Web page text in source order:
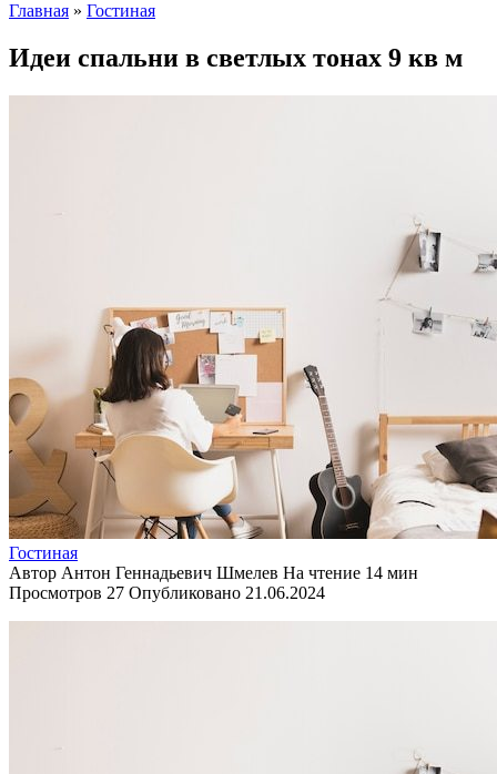
Главная » Гостиная
Идеи спальни в светлых тонах 9 кв м
Гостиная
Автор Антон Геннадьевич Шмелев На чтение 14 мин
Просмотров 27 Опубликовано 21.06.2024